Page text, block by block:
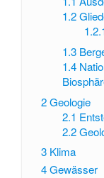
1.2
1.3
1.4
2Geologie
2.1
2.2
3 Klima
4Gewässer